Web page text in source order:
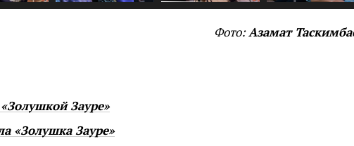
Фото:Азамат
Зауре»
«Золушка Зауре»